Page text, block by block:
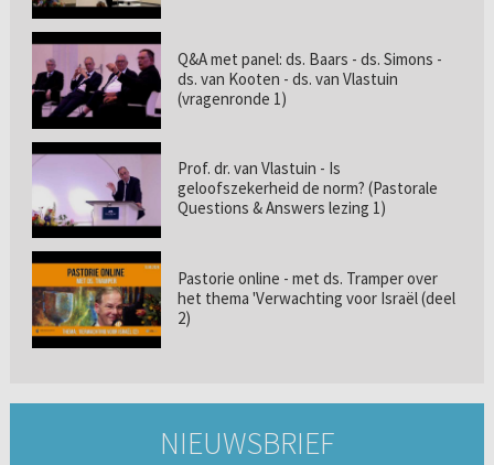
Q&A met panel: ds. Baars - ds. Simons -
ds. van Kooten - ds. van Vlastuin
(vragenronde 1)
Prof. dr. van Vlastuin - Is
geloofszekerheid de norm? (Pastorale
Questions & Answers lezing 1)
Pastorie online - met ds. Tramper over
het thema 'Verwachting voor Israël (deel
2)
NIEUWSBRIEF